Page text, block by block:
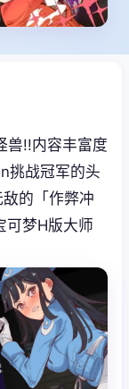
兽!!内容丰富度
挑战冠军的头
的「作弊冲
可梦H版大师